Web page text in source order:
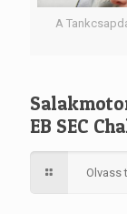
A
EB SEC
Olvass